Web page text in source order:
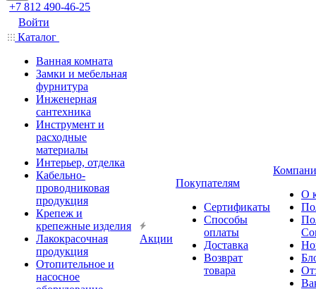
+7 812 490-46-25
Войти
Каталог
Ванная комната
Замки и мебельная
фурнитура
Инженерная
сантехника
Инструмент и
расходные
материалы
Интерьер, отделка
Кабельно-
проводниковая
продукция
Крепеж и
крепежные изделия
Лакокрасочная
продукция
Отопительное и
насосное
Акции
Покупателям
Сертификаты
Способы
оплаты
Доставка
Возврат
товара
О